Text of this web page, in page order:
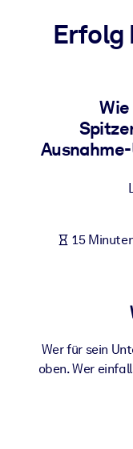
Bauen Sie eine
Für LMS/LXP
Integrieren Sie
bessere
Für
Ihrer KI-Systeme
Erfolg
15
Wer für sein
oben. Wer